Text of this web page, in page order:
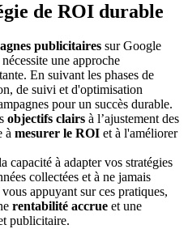
de ROI durable
publicitaires sur Google
une approche
En suivant les phases de
de suivi et d'optimisation
pour un succès durable.
objectifs clairs à l’ajustement des
à mesurer le ROI et à l'améliorer
capacité à adapter vos stratégies
collectées et à ne jamais
appuyant sur ces pratiques,
rentabilité accrue et une
publicitaire.